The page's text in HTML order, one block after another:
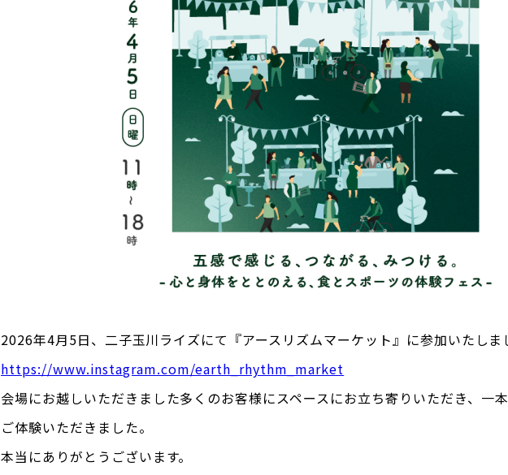
2026年4月5日、二子玉川ライズにて『アースリズムマーケット』に参加いたし
https://www.instagram.com/earth_rhythm_market
会場にお越しいただきました多くのお客様にスペースにお立ち寄りいただき、一
ご体験いただきました。
本当にありがとうございます。